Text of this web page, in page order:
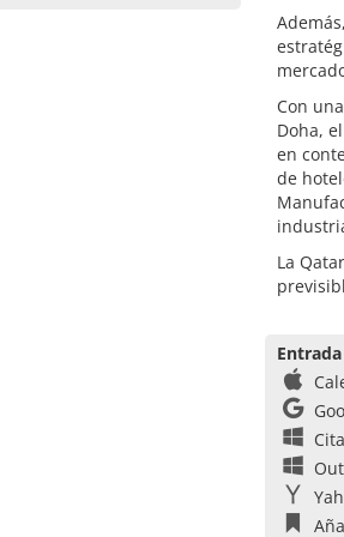
Con
Doha,
en
de
La